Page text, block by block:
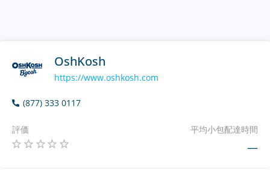
OshKosh
https://www.oshkosh.com
(877) 333 0117
評価 平均小包配達時間
—